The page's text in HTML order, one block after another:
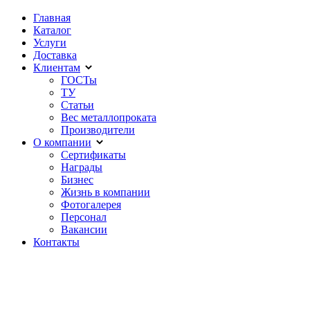
Главная
Каталог
Услуги
Доставка
Клиентам
ГОСТы
ТУ
Статьи
Вес металлопроката
Производители
О компании
Сертификаты
Награды
Бизнес
Жизнь в компании
Фотогалерея
Персонал
Вакансии
Контакты